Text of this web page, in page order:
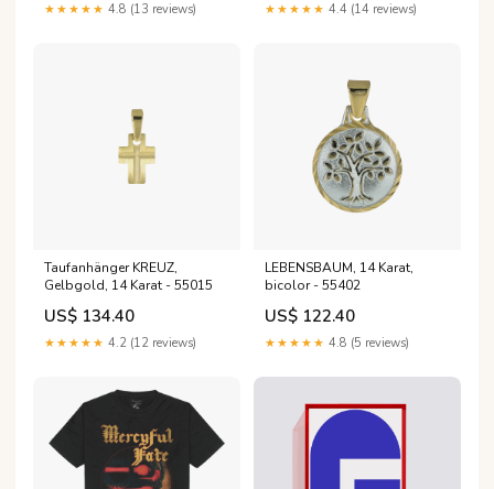
★★★★★ 4.8 (13 reviews) ★★★★★ 4.4 (14 reviews)
Taufanhänger KREUZ,
Gelbgold, 14 Karat - 55015
US$ 134.40
★★★★★ 4.2 (12 reviews)
LEBENSBAUM, 14 Karat,
bicolor - 55402
US$ 122.40
★★★★★ 4.8 (5 reviews)